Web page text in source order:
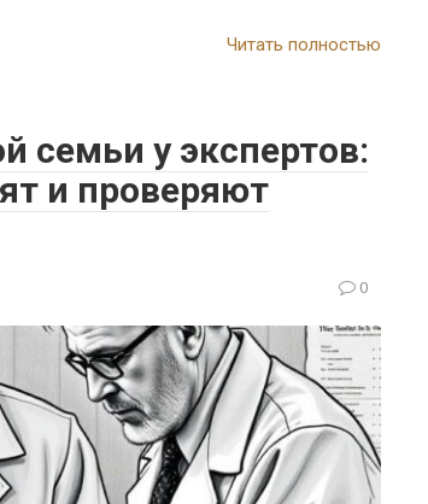
Читать полностью
семьи у экспертов:
и проверяют
0